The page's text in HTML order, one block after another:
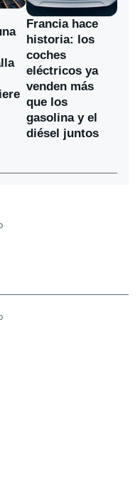
Francia hace
historia: los
coches
eléctricos ya
venden más
que los
gasolina y el
diésel juntos